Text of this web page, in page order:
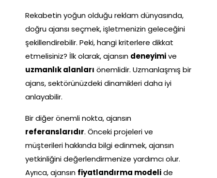
Rekabetin yoğun olduğu reklam dünyasında,
doğru ajansı seçmek, işletmenizin geleceğini
şekillendirebilir. Peki, hangi kriterlere dikkat
etmelisiniz? İlk olarak, ajansın deneyimive
uzmanlık alanları önemlidir. Uzmanlaşmış bir
ajans, sektörünüzdeki dinamikleri daha iyi
anlayabilir.
Bir diğer önemli nokta, ajansın
referanslarıdır. Önceki projeleri ve
müşterileri hakkında bilgi edinmek, ajansın
yetkinliğini değerlendirmenize yardımcı olur.
Ayrıca, ajansın fiyatlandırma modelide